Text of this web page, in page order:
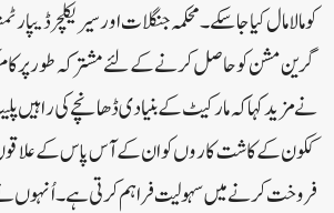
کو مالا مال کیا جاسکے۔ محکمہ جنگلات اور سیریکلچر
گرین مشن کو حاصل کرنے کے لئے مشترکہ طور پر
نے مزید کہا کہ مارکیٹ کے بنیادی ڈھانچے کی راہیں
ککون کے کاشت کاروں کو ان کے آس پاس کے علاقوں
فروخت کرنے میں سہولیت فراہم کرتی ہے۔اُنہوں